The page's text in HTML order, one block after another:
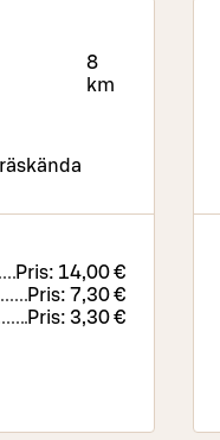
8
km
Pris: 14,00 €
Pris: 7,30 €
Pris: 3,30 €